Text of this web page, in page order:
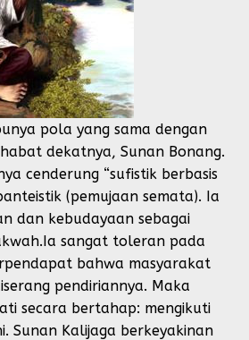
pola yang sama dengan
dekatnya, Sunan Bonang.
cenderung “sufistik berbasis
(pemujaan semata). Ia
dan kebudayaan sebagai
sangat toleran pada
bahwa masyarakat
pendiriannya. Maka
secara bertahap: mengikuti
Sunan Kalijaga berkeyakinan